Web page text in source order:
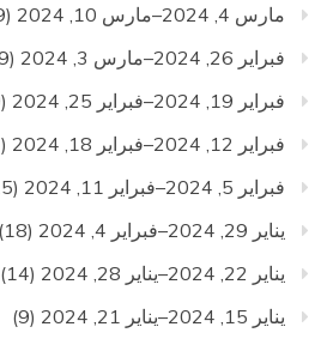
مارس 4, 2024–مارس 10, 2024
(19)
فبراير 26, 2024–مارس 3, 2024
(19)
فبراير 19, 2024–فبراير 25, 2024
(19)
فبراير 12, 2024–فبراير 18, 2024
(22)
فبراير 5, 2024–فبراير 11, 2024
(15)
يناير 29, 2024–فبراير 4, 2024
(18)
يناير 22, 2024–يناير 28, 2024
(14)
يناير 15, 2024–يناير 21, 2024
(9)